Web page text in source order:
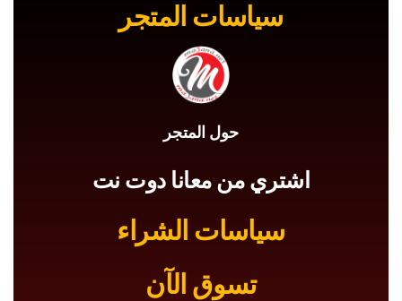
سياسات المتجر
حول المتجر
اشتري من معانا دوت نت
سياسات الشراء
تسوق الآن